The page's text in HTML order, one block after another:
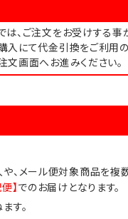
は、ご注文をお受けする事
入にて代金引換をご利用の
画面へお進みください。
、メール便対象商品を複
】 でのお届けとなります。
す。